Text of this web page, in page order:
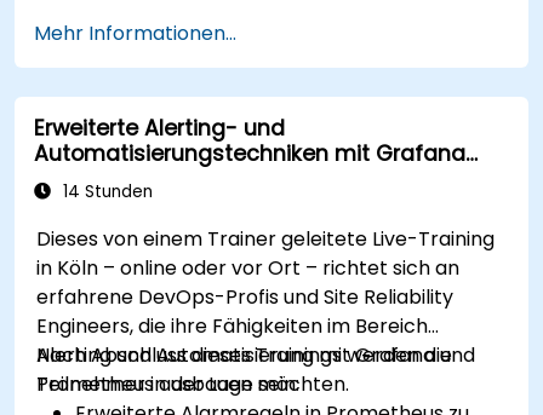
den Zustand sowie die Leistung des Clusters
darzustellen.
Warnstrategien zu implementieren, damit
Probleme frühzeitig erkannt werden können.
Bewährte Vorgehensweisen zur Skalierung
der Monitoring-Lösungen in Kubernetes-
Mehr Informationen...
Erweiterte Alerting- und
Automatisierungstechniken mit Grafana
und Prometheus
14 Stunden
Dieses von einem Trainer geleitete Live-Training
in Köln – online oder vor Ort – richtet sich an
erfahrene DevOps-Profis und Site Reliability
Engineers, die ihre Fähigkeiten im Bereich
Alerting und Automatisierung mit Grafana und
Prometheus ausbauen möchten.
Nach Abschluss dieses Trainings werden die
Teilnehmer in der Lage sein: